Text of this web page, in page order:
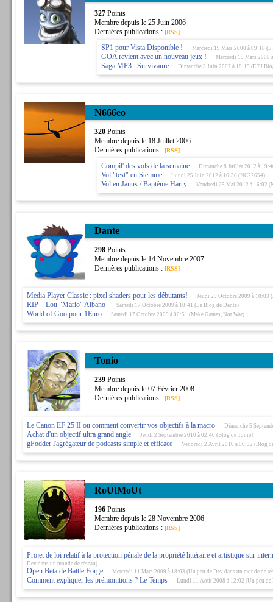
327Points
Membre depuis le 25 Juin 2006
Dernières publications : [RSS]
SP1 pour Vista Disponible ! Mercredi 19 Mars 2008 à 09:18
GOA revient avec un nouveau jeux ! Mercredi 19 Mars 2008
Saga MP3 : Survivaure Dimanche 3 Juin 2007 à 18:15 (ETJ
N666eo
320Points
Membre depuis le 18 Juillet 2006
Dernières publications : [RSS]
Compil' des vols de la semaine Dimanche 8 Juillet 2012 à
Vol "test" en Stemme Lundi 25 Juin 2012 à 16:36 (NC22654)
Vol en Janus /.Baptême Harry Vendredi 25 Mai 2012 à 16:02
Dante
298Points
Membre depuis le 14 Novembre 2007
Dernières publications : [RSS]
Media Player Classic : pixel shaders pour les débutants! Jeudi 29 Octobre 2009 à 10:03
RIP .. Lou "Mario" Albano Samedi 17 Octobre 2009 à 10:41 (Le Blog de Dante)
World of Goo pour 1Euro Samedi 17 Octobre 2009 à 00:51 (Make Games, Not War)
Tonio
239Points
Membre depuis le 07 Février 2008
Dernières publications : [RSS]
Le Canon EF 25 II ou comment convertir vos objectifs à la macro Dimanche 5
Achat d'un objectif ultra grand angle Jeudi 2 Septembre 2010 à 02:40 (Blog de Tonio)
gPodder l'agrégateur de podcasts simple et efficace Vendredi 2 Avril 2010 à 06:32 (Blog
RoUtMoUt
196Points
Membre depuis le 28 Novembre 2006
Dernières publications : [RSS]
Projet de loi relatif à la protection pénale de la propriété littéraire et artistique sur
Dev dans un monde de réseau)
Open Beta de Battle Forge Mercredi 11 Mars 2009 à 18:03 (Un peu de Dev dans un monde de
Comment expliquer les prémonitions ? Le Temps Lundi 11 Août 2008 à 12:02 (Un peu de